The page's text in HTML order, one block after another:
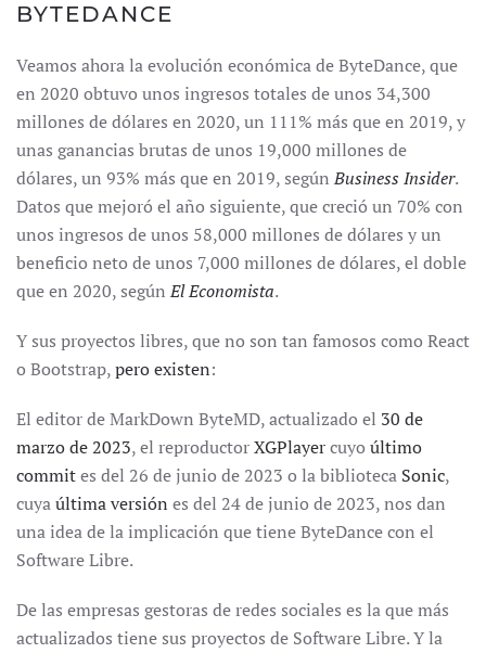
BYTEDANCE
Veamos ahora la evolución económica de ByteDance, que
en 2020 obtuvo unos ingresos totales de unos 34,300
millones de dólares en 2020, un 111% más que en 2019, y
unas ganancias brutas de unos 19,000 millones de
dólares, un 93% más que en 2019, segúnBusiness Insider.
Datos que mejoró el año siguiente, que creció un 70% con
unos ingresos de unos 58,000 millones de dólares y un
beneficio neto de unos 7,000 millones de dólares, el doble
que en 2020, segúnEl Economista.
Y sus proyectos libres, que no son tan famosos como React
o Bootstrap,pero existen:
El editor de MarkDown ByteMD, actualizado el 30 de
marzo de 2023, el reproductorXGPlayercuyo último
commites del 26 de junio de 2023 o la biblioteca Sonic,
cuyaúltima versión es del 24 de junio de 2023, nos dan
una idea de la implicación que tiene ByteDance con el
Software Libre.
De las empresas gestoras de redes sociales es la que más
actualizados tiene sus proyectos de Software Libre. Y la